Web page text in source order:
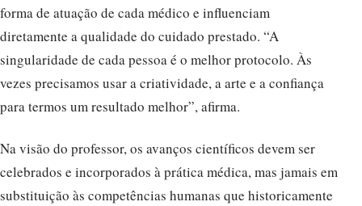
forma de atuação de cada médico e influenciam
diretamente a qualidade do cuidado prestado. “A
singularidade de cada pessoa é o melhor protocolo. Às
vezes precisamos usar a criatividade, a arte e a confiança
para termos um resultado melhor”, afirma.
Na visão do professor, os avanços científicos devem ser
celebrados e incorporados à prática médica, mas jamais em
substituição às competências humanas que historicamente